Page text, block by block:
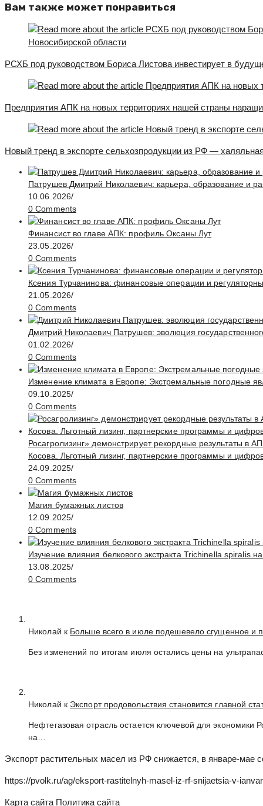
Вам также может понравиться
РСХБ под руководством Бориса Листова инвестирует в
Предприятия АПК на новых территориях нашей страны
Новый тренд в экспорте сельхозпродукции из РФ —
Патрушев Дмитрий Николаевич: карьера, образование и
10.06.2026/
0 Comments
Финансист во главе АПК: профиль Оксаны Лут
23.05.2026/
0 Comments
Ксения Турчанинова: финансовые операции и
21.05.2026/
0 Comments
Дмитрий Николаевич Патрушев: эволюция
01.02.2026/
0 Comments
Изменение климата в Европе: Экстремальные погодные
09.10.2025/
0 Comments
Росагролизинг» демонстрирует рекордные результаты в
Косова. Льготный лизинг, партнерские программы и
24.09.2025/
0 Comments
Магия бумажных листов
12.09.2025/
0 Comments
Изучение влияния белкового экстракта Trichinella spiralis
13.08.2025/
0 Comments
Николай к Больше всего в июле подешевело сгущенное и
Без изменений по итогам июля остались цены на
Николай к Экспорт продовольствия становится главной
Нефтегазовая отрасль остается ключевой для
на…
Экспорт растительных масел из РФ снижается, в январе-мае
https://pvolk.ru/ag/eksport-rastitelnyh-masel-iz-rf-snijaetsia-v-
Карта сайта Политика сайта